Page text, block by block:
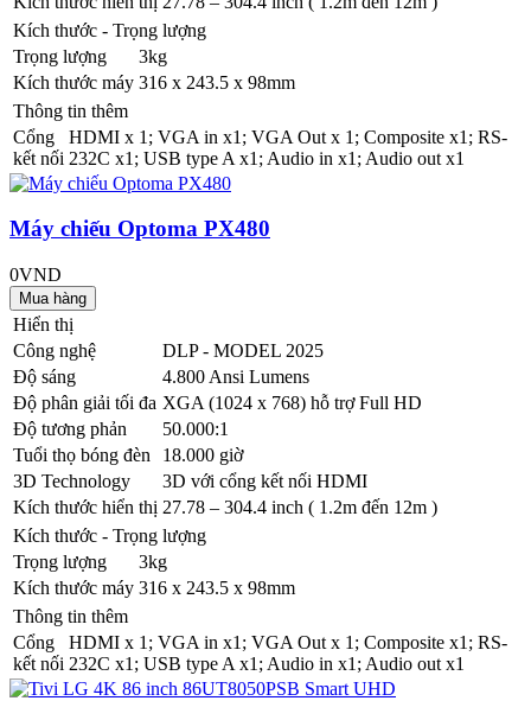
Kích thước - Trọng lượng
Trọng lượng
3kg
Kích thước máy 316 x 243.5 x 98mm
Thông tin thêm
Cổng
kết nối
HDMI x 1; VGA in x1; VGA Out x 1; Composite x1; RS-
232C x1; USB type A x1; Audio in x1; Audio out x1
Máy chiếu Optoma PX480
0VND
Hiển thị
Công nghệ
DLP - MODEL 2025
Độ sáng
4.800 Ansi Lumens
Độ phân giải tối đa XGA (1024 x 768) hỗ trợ Full HD
Độ tương phản
50.000:1
Tuổi thọ bóng đèn
18.000 giờ
3D Technology
3D với cổng kết nối HDMI
Kích thước hiển thị 27.78 – 304.4 inch ( 1.2m đến 12m )
Kích thước - Trọng lượng
Trọng lượng
3kg
Kích thước máy 316 x 243.5 x 98mm
Thông tin thêm
Cổng
kết nối
HDMI x 1; VGA in x1; VGA Out x 1; Composite x1; RS-
232C x1; USB type A x1; Audio in x1; Audio out x1